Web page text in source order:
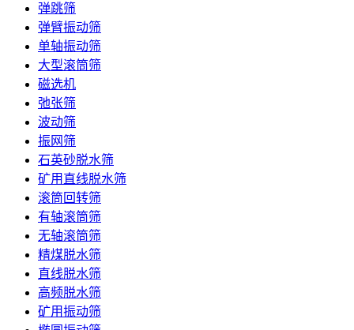
弹跳筛
弹臂振动筛
单轴振动筛
大型滚筒筛
磁选机
弛张筛
波动筛
振网筛
石英砂脱水筛
矿用直线脱水筛
滚筒回转筛
有轴滚筒筛
无轴滚筒筛
精煤脱水筛
直线脱水筛
高频脱水筛
矿用振动筛